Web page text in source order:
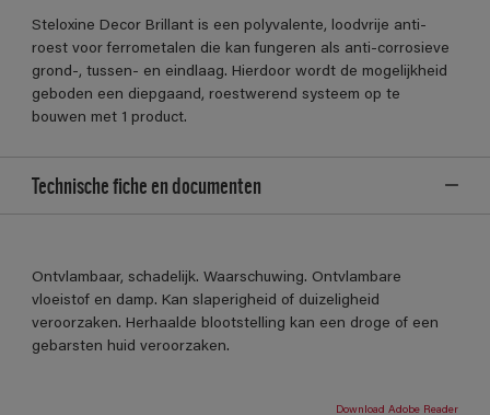
Steloxine Decor Brillant is een polyvalente, loodvrije anti-
roest voor ferrometalen die kan fungeren als anti-corrosieve
grond-, tussen- en eindlaag. Hierdoor wordt de mogelijkheid
geboden een diepgaand, roestwerend systeem op te
bouwen met 1 product.
Technische fiche en documenten
Ontvlambaar, schadelijk. Waarschuwing. Ontvlambare
vloeistof en damp. Kan slaperigheid of duizeligheid
veroorzaken. Herhaalde blootstelling kan een droge of een
gebarsten huid veroorzaken.
Download Adobe Reader